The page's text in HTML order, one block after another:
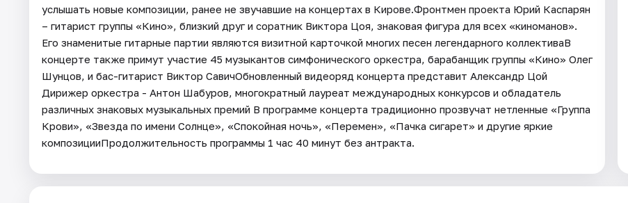
услышать новые композиции, ранее не звучавшие на концертах в Кирове.Фронтмен проекта Юрий Каспарян
– гитарист группы «Кино», близкий друг и соратник Виктора Цоя, знаковая фигура для всех «киноманов».
Его знаменитые гитарные партии являются визитной карточкой многих песен легендарного коллективаВ
концерте также примут участие 45 музыкантов симфонического оркестра, барабанщик группы «Кино» Олег
Шунцов, и бас-гитарист Виктор СавичОбновленный видеоряд концерта представит Александр Цой
Дирижер оркестра - Антон Шабуров, многократный лауреат международных конкурсов и обладатель
различных знаковых музыкальных премий В программе концерта традиционно прозвучат нетленные «Группа
Крови», «Звезда по имени Солнце», «Спокойная ночь», «Перемен», «Пачка сигарет» и другие яркие
композицииПродолжительность программы 1 час 40 минут без антракта.